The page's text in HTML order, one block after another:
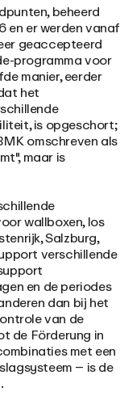
beheerd
en er werden vanaf
geaccepteerd
programma voor
manier, eerder
het
is opgeschort;
omschreven als
maar is
wallboxen, los
Salzburg,
verschillende
en de periodes
dan bij het
van de
de Förderung in
met een
– is de